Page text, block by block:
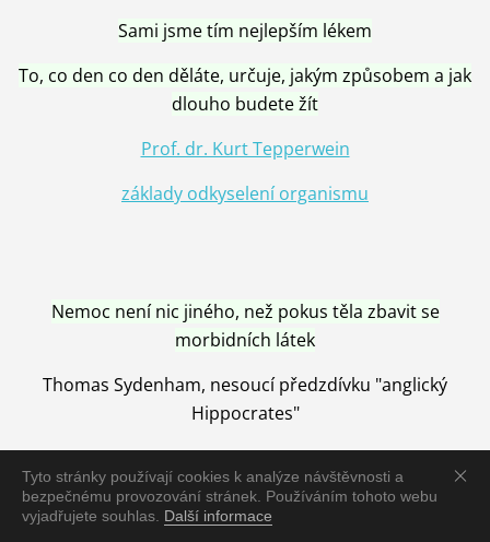
Tyto stránky používají cookies k analýze návštěvnosti a
bezpečnému provozování stránek. Používáním tohoto webu
vyjadřujete souhlas. Další informace
Sami jsme tím nejlepším lékem
To, co den co den děláte, určuje, jakým způsobem a jak
dlouho budete žít
Prof. dr. Kurt Tepperwein
základy odkyselení organismu
Nemoc není nic jiného, než pokus těla zbavit se
morbidních látek
Thomas Sydenham, nesoucí předzdívku "anglický
Hippocrates"
Nemoc je vyléčena jen pomocí Přírody, neutralizací a